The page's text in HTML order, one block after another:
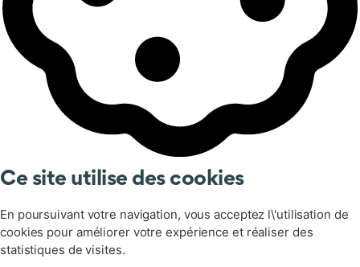
Ce site utilise des cookies
En poursuivant votre navigation, vous acceptez l\'utilisation de
cookies pour améliorer votre expérience et réaliser des
statistiques de visites.